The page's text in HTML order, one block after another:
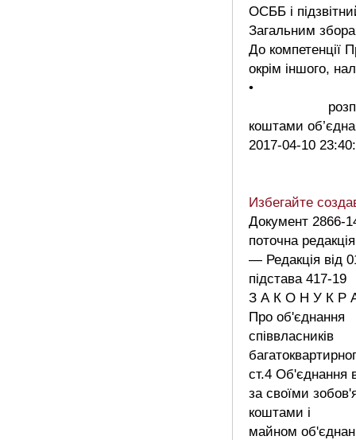
ОСББ і
Загальним
До компетенції
окрім іншого,
•
коштами
2017-04-10
Избегайте
Документ 2866-
поточна редакція
— Редакція від
підстава 417-19
З А К О Н У К Р
Про об'єднання
співвласників
ст.4 Об'єднання
за своїми
коштами і
майном